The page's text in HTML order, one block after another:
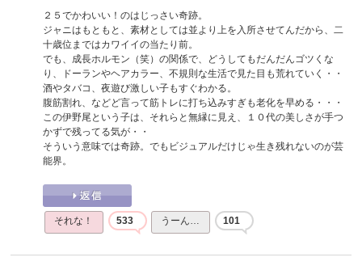
２５でかわいい！のはじっさい奇跡。
ジャニはもともと、素材としては並より上を入所させてんだから、二
十歳位まではカワイイの当たり前。
でも、成長ホルモン（笑）の関係で、どうしてもだんだんゴツくな
り、ドーランやヘアカラー、不規則な生活で見た目も荒れていく・・
酒やタバコ、夜遊び激しい子もすぐわかる。
腹筋割れ、などど言って筋トレに打ち込みすぎも老化を早める・・・
この伊野尾という子は、それらと無縁に見え、１０代の美しさが手つ
かずで残ってる気が・・
そういう意味では奇跡。でもビジュアルだけじゃ生き残れないのが芸
能界。
それな！ 533 うーん… 101